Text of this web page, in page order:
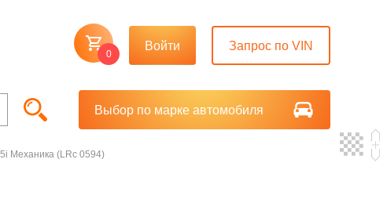
0
Войти Запрос по VIN
Выбор по марке автомобиля
Mеханика (LRc 0594)